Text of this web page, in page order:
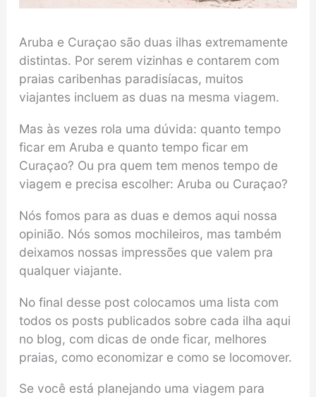
Aruba e Curaçao são duas ilhas extremamente
distintas. Por serem vizinhas e contarem com
praias caribenhas paradisíacas, muitos
viajantes incluem as duas na mesma viagem.
Mas às vezes rola uma dúvida: quanto tempo
ficar em Aruba e quanto tempo ficar em
Curaçao? Ou pra quem tem menos tempo de
viagem e precisa escolher: Aruba ou Curaçao?
Nós fomos para as duas e demos aqui nossa
opinião. Nós somos mochileiros, mas também
deixamos nossas impressões que valem pra
qualquer viajante.
No final desse post colocamos uma lista com
todos os posts publicados sobre cada ilha aqui
no blog, com dicas de onde ficar, melhores
praias, como economizar e como se locomover.
Se você está planejando uma viagem para